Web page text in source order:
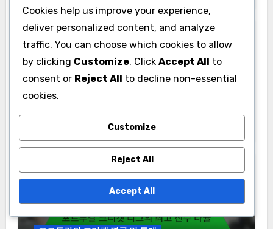
인도 크리켓 선수 통계
Cookies help us improve your experience,
deliver personalized content, and analyze
traffic. You can choose which cookies to allow
by clicking Customize. Click Accept All to
consent or Reject All to decline non-essential
cookies.
Customize
Reject All
Accept All